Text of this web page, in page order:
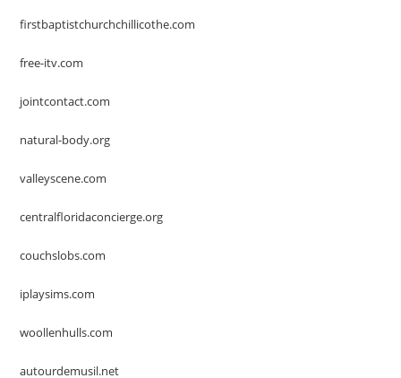
firstbaptistchurchchillicothe.com
free-itv.com
jointcontact.com
natural-body.org
valleyscene.com
centralfloridaconcierge.org
couchslobs.com
iplaysims.com
woollenhulls.com
autourdemusil.net